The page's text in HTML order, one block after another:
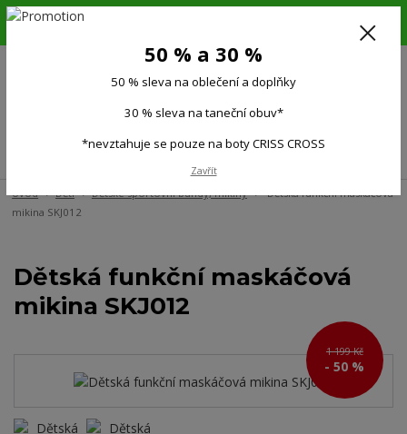
6.-16.8.26. DOVOLENÁ !!! 50 % SLEVA na všechno oblečení a doplňky !!!
(Po-Pá 9:00-15.00)
Úvod Děti Dětské sportovní bundy, mikiny
Dětská funkční maskáčová
mikina SKJ012
Dětská funkční maskáčová
mikina SKJ012
1 199 Kč
- 50 %
50 % a 30 %
50 % sleva na oblečení a doplňky
30 % sleva na taneční obuv*
*nevztahuje se pouze na boty CRISS CROSS
Zavřít